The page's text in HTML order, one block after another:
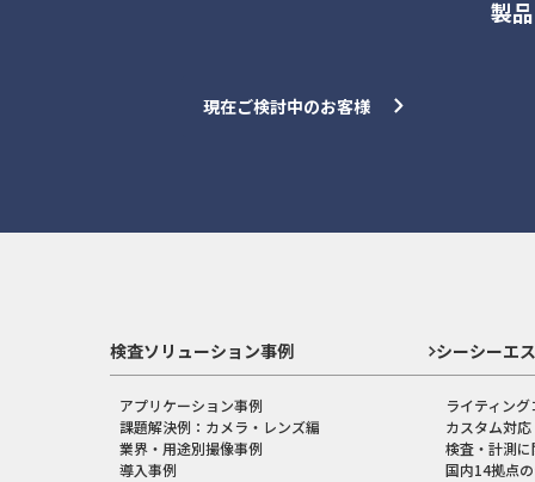
製
現在ご検討中のお客様
検査ソリューション事例
アプリケーション事例
課題解決例：カメラ・レンズ編
業界・用途別撮像事例
導入事例
シーシーエ
ライティン
カスタム対応
検査・計測
国内14拠点